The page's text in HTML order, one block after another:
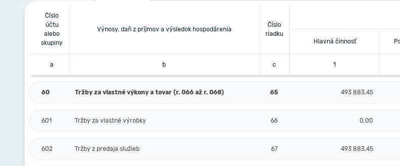
Číslo
účtu
alebo
skupiny
Výnosy, daň z príjmov a výsledok hospodárenia
Číslo
riadku
Hlavná činnosť
a b c 1
60 Tržby za vlastné výkony a tovar (r. 066 až r. 068) 65 493 883,45
601 Tržby za vlastné výrobky 66 0,00
602 Tržby z predaja služieb 67 493 883,45